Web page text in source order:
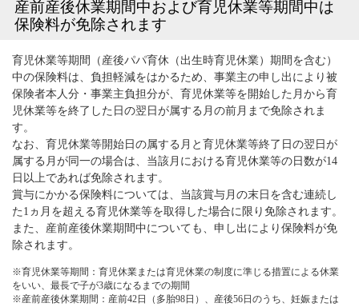
産前産後休業期間中および育児休業等期間中は
保険料が免除されます
育児休業等期間（産後パパ育休（出生時育児休業）期間を含む）
中の保険料は、負担軽減をはかるため、事業主の申し出により被
保険者本人分・事業主負担分が、育児休業等を開始した月から育
児休業等を終了した日の翌日が属する月の前月まで免除されま
す。
なお、育児休業等開始日の属する月と育児休業等終了日の翌日が
属する月が同一の場合は、当該月における育児休業等の日数が14
日以上であれば免除されます。
賞与にかかる保険料については、当該賞与月の末日を含む連続し
た1ヵ月を超える育児休業等を取得した場合に限り免除されます。
また、産前産後休業期間中についても、申し出により保険料が免
除されます。
※育児休業等期間：育児休業または育児休業の制度に準じる措置による休業
をいい、最長で子が3歳になるまでの期間
※産前産後休業期間：産前42日（多胎98日）、産後56日のうち、妊娠または